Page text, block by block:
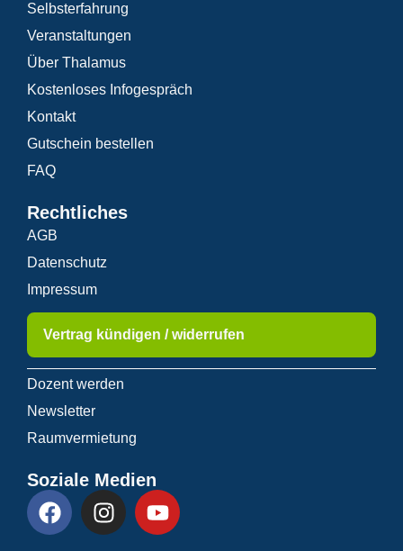
Selbsterfahrung
Veranstaltungen
Über Thalamus
Kostenloses Infogespräch
Kontakt
Gutschein bestellen
FAQ
Rechtliches
AGB
Datenschutz
Impressum
Vertrag kündigen / widerrufen
Dozent werden
Newsletter
Raumvermietung
Soziale Medien